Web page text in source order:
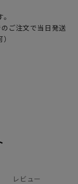
ご注文で当日発送
レビュー